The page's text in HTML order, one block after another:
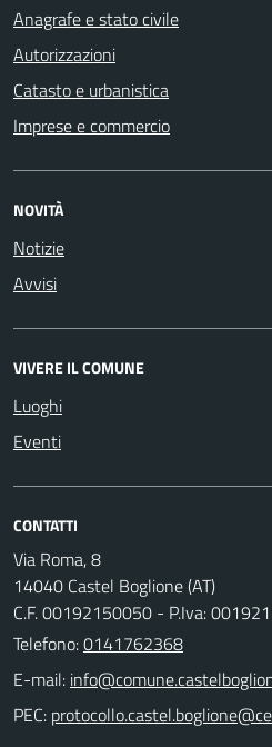
Anagrafe e stato civile
Autorizzazioni
Catasto e urbanistica
Imprese e commercio
NOVITÀ
Notizie
Avvisi
VIVERE IL COMUNE
Luoghi
Eventi
CONTATTI
Via Roma, 8
14040 Castel Boglione (AT)
C.F. 00192150050 - P.Iva:
Telefono:0141762368
E-mail:
PEC: